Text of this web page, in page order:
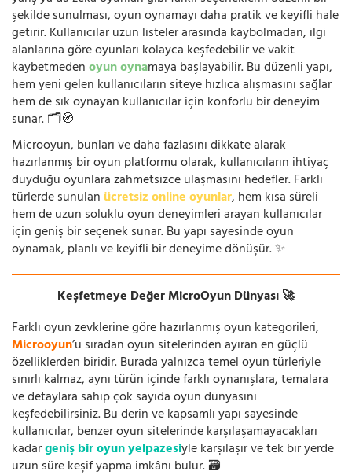
şekilde sunulması, oyun oynamayı daha pratik ve keyifli hale
getirir. Kullanıcılar uzun listeler arasında kaybolmadan, ilgi
alanlarına göre oyunları kolayca keşfedebilir ve vakit
kaybetmedenoyun oynamaya başlayabilir. Bu düzenli yapı,
hem yeni gelen kullanıcıların siteye hızlıca alışmasını sağlar
hem de sık oynayan kullanıcılar için konforlu bir deneyim
sunar. 🗂️🧭
Microoyun, bunları ve daha fazlasını dikkate alarak
hazırlanmış bir oyun platformu olarak, kullanıcıların ihtiyaç
duyduğu oyunlara zahmetsizce ulaşmasını hedefler. Farklı
türlerde sunulan ücretsiz online oyunlar, hem kısa süreli
hem de uzun soluklu oyun deneyimleri arayan kullanıcılar
için geniş bir seçenek sunar. Bu yapı sayesinde oyun
oynamak, planlı ve keyifli bir deneyime dönüşür. ✨
Keşfetmeye Değer MicroOyun Dünyası 🚀
Farklı oyun zevklerine göre hazırlanmış oyun kategorileri,
Microoyun’u sıradan oyun sitelerinden ayıran en güçlü
özelliklerden biridir. Burada yalnızca temel oyun türleriyle
sınırlı kalmaz, aynı türün içinde farklı oynanışlara, temalara
ve detaylara sahip çok sayıda oyun dünyasını
keşfedebilirsiniz. Bu derin ve kapsamlı yapı sayesinde
kullanıcılar, benzer oyun sitelerinde karşılaşamayacakları
kadargeniş bir oyun yelpazesiyle karşılaşır ve tek bir yerde
uzun süre keşif yapma imkânı bulur. 🗃️